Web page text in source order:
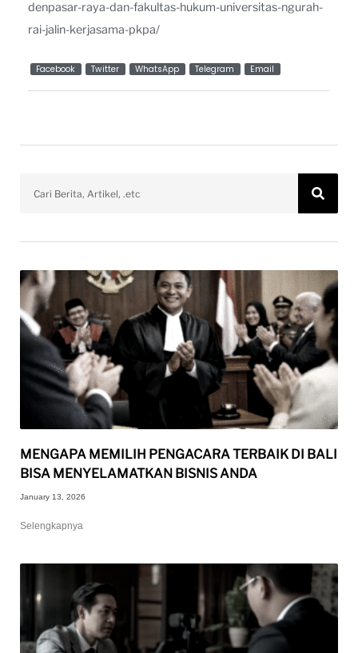
denpasar-raya-dan-fakultas-hukum-universitas-ngurah-
rai-jalin-kerjasama-pkpa/
Facebook Twitter WhatsApp Telegram Email
MENGAPA MEMILIH PENGACARA TERBAIK DI BALI
BISA MENYELAMATKAN BISNIS ANDA
January 13, 2026
Selengkapnya